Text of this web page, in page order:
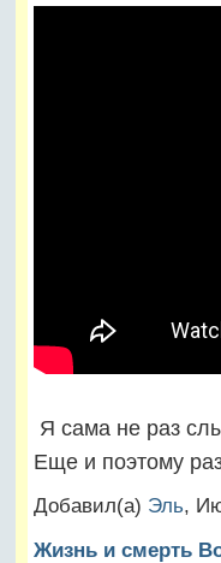
Я сама не раз
Еще и поэтому
Добавил(а) Эль,
Жизнь и смерть